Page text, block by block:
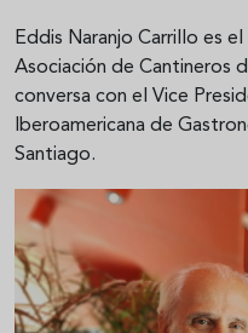
Eddis Naranjo Carrillo es
Asociación de Cantineros
conversa con el Vice
Iberoamericana de
Santiago.